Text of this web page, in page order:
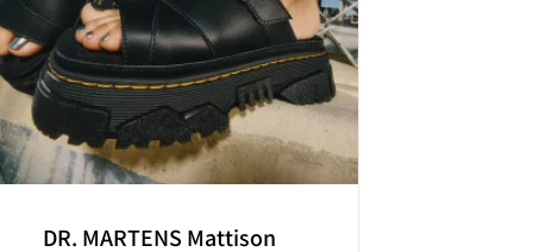
DR. MARTENS Mattison